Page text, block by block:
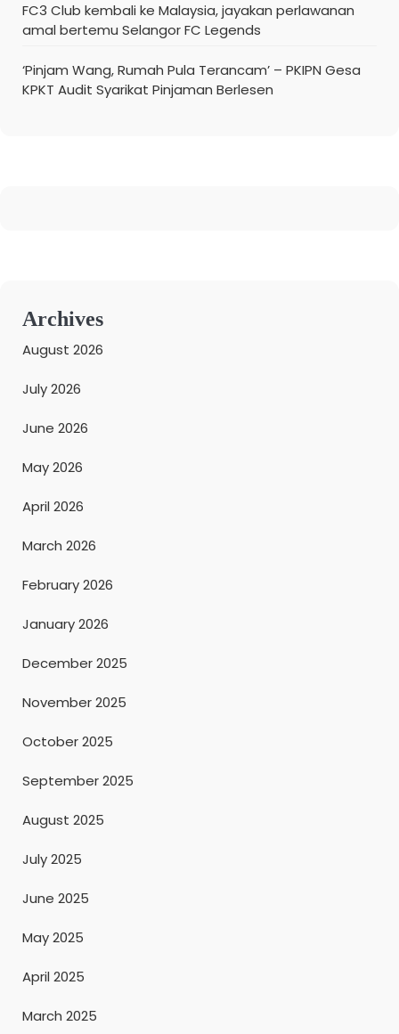
FC3 Club kembali ke Malaysia, jayakan perlawanan
amal bertemu Selangor FC Legends
‘Pinjam Wang, Rumah Pula Terancam’ – PKIPN Gesa
KPKT Audit Syarikat Pinjaman Berlesen
Archives
August 2026
July 2026
June 2026
May 2026
April 2026
March 2026
February 2026
January 2026
December 2025
November 2025
October 2025
September 2025
August 2025
July 2025
June 2025
May 2025
April 2025
March 2025